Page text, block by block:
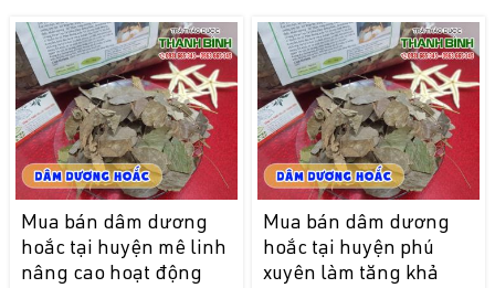
Mua bán dâm dương
hoắc tại huyện mê linh
nâng cao hoạt động
Mua bán dâm dương
hoắc tại huyện phú
xuyên làm tăng khả